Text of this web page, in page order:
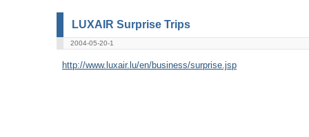
LUXAIR Surprise Trips
2004-05-20-1
http://www.luxair.lu/en/business/surprise.jsp